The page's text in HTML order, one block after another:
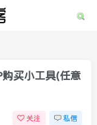
买小工具(任意
关注 私信